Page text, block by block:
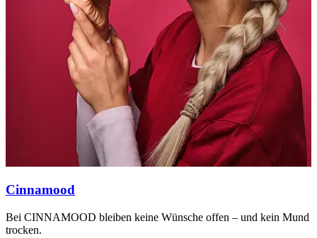
Cinnamood
Bei CINNAMOOD bleiben keine Wünsche offen – und kein Mund
trocken.